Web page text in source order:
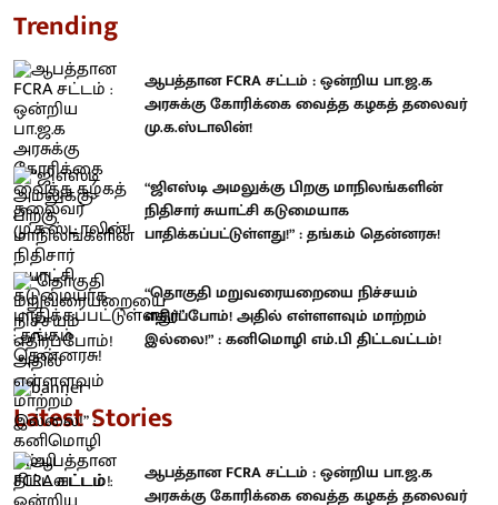
Trending
ஆபத்தான FCRA சட்டம் : ஒன்றிய பா.ஜ.க
அரசுக்கு கோரிக்கை வைத்த கழகத் தலைவர்
மு.க.ஸ்டாலின்!
“ஜிஎஸ்டி அமலுக்கு பிறகு மாநிலங்களின்
நிதிசார் சுயாட்சி கடுமையாக
பாதிக்கப்பட்டுள்ளது!” : தங்கம் தென்னரசு!
“தொகுதி மறுவரையறையை நிச்சயம்
எதிர்ப்போம்! அதில் எள்ளளவும் மாற்றம்
இல்லை!” : கனிமொழி எம்.பி திட்டவட்டம்!
Latest Stories
ஆபத்தான FCRA சட்டம் : ஒன்றிய பா.ஜ.க
அரசுக்கு கோரிக்கை வைத்த கழகத் தலைவர்